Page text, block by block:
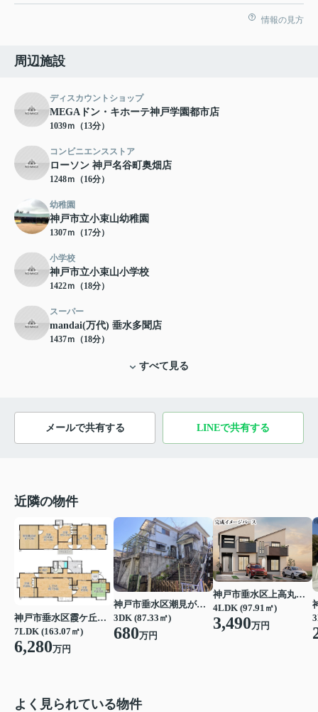
情報の見方
周辺施設
ディスカウントショップ
MEGAドン・キホーテ神戸学園都市店
1039ｍ（13分）
コンビニエンスストア
ローソン 神戸名谷町奥畑店
1248ｍ（16分）
幼稚園
神戸市立小束山幼稚園
1307ｍ（17分）
小学校
神戸市立小束山小学校
1422ｍ（18分）
スーパー
mandai(万代) 垂水多聞店
1437ｍ（18分）
すべて見る
メールで共有する LINEで共有する
近隣の物件
神戸市垂水区霞ケ丘４丁目
7LDK (163.07㎡)
6,280万円
神戸市垂水区潮見が丘１丁目
3DK (87.33㎡)
680万円
神戸市垂水区上高丸３丁目
4LDK (97.91㎡)
3,490万円
よく見られている物件